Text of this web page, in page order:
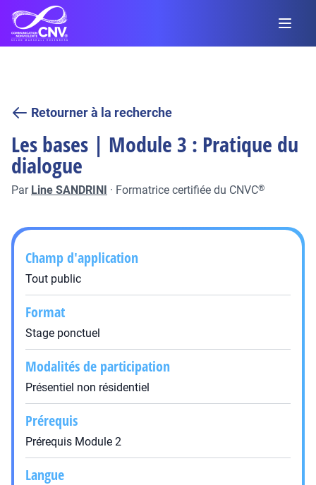
Retourner à la recherche
Les bases | Module 3 : Pratique du
dialogue
Par Line SANDRINI · Formatrice certifiée du CNVC®
Champ d'application
Tout public
Format
Stage ponctuel
Modalités de participation
Présentiel non résidentiel
Prérequis
Prérequis Module 2
Langue